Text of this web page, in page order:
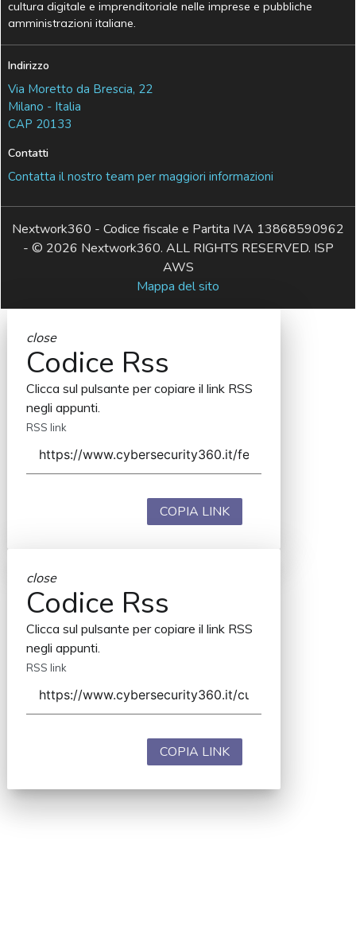
cultura digitale e imprenditoriale nelle imprese e pubbliche
amministrazioni italiane.
Indirizzo
Via Moretto da Brescia, 22
Milano - Italia
CAP 20133
Contatti
Contatta il nostro team per maggiori informazioni
Nextwork360 - Codice fiscale e Partita IVA 13868590962
- © 2026 Nextwork360. ALL RIGHTS RESERVED. ISP
AWS
Mappa del sito
close
Codice Rss
Clicca sul pulsante per copiare il link RSS
negli appunti.
RSS link
COPIA LINK
close
Codice Rss
Clicca sul pulsante per copiare il link RSS
negli appunti.
RSS link
COPIA LINK